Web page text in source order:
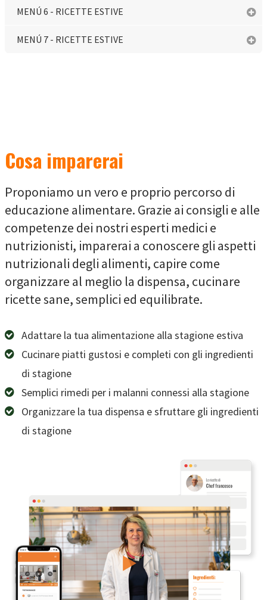
MENÚ 6 - RICETTE ESTIVE
MENÚ 7 - RICETTE ESTIVE
CONCLUSIONI E RICETTARIO
Cosa imparerai
Proponiamo un vero e proprio percorso di
educazione alimentare. Grazie ai consigli e alle
competenze dei nostri esperti medici e
nutrizionisti, imparerai a conoscere gli aspetti
nutrizionali degli alimenti, capire come
organizzare al meglio la dispensa, cucinare
ricette sane, semplici ed equilibrate.
Adattare la tua alimentazione alla stagione estiva
Cucinare piatti gustosi e completi con gli ingredienti
di stagione
Semplici rimedi per i malanni connessi alla stagione
Organizzare la tua dispensa e sfruttare gli ingredienti
di stagione